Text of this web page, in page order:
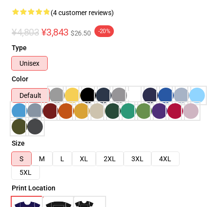
(4 customer reviews)
¥4,803 ¥3,843 $26.50 -20%
Type
Unisex
Color
Default
Size
S
M L XL 2XL 3XL
4XL
5XL
Print Location